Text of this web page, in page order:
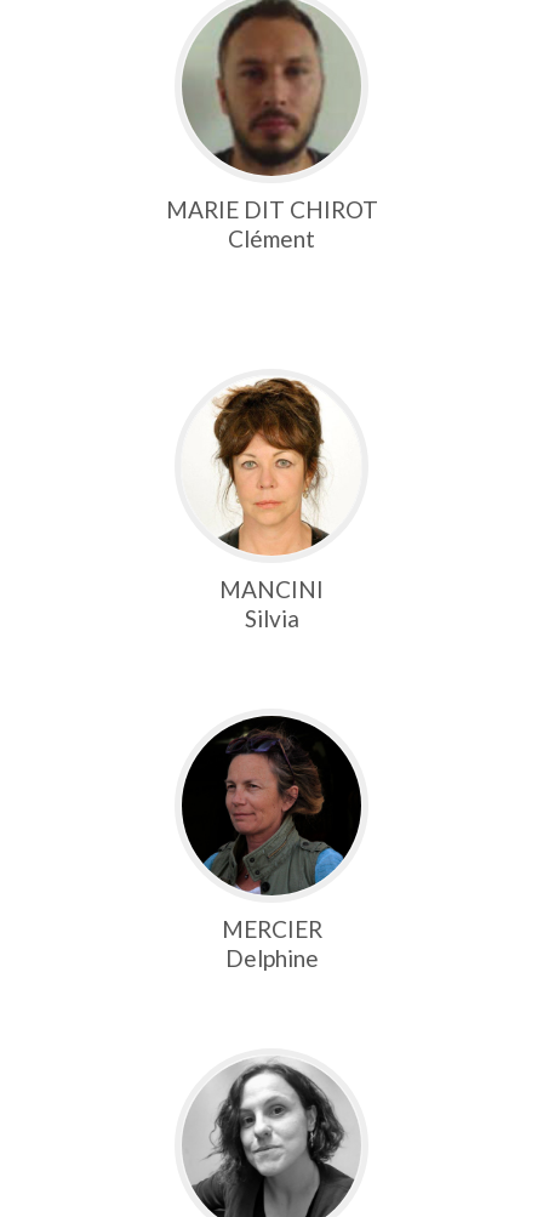
MARIE DIT CHIROT
Clément
MANCINI
Silvia
MERCIER
Delphine